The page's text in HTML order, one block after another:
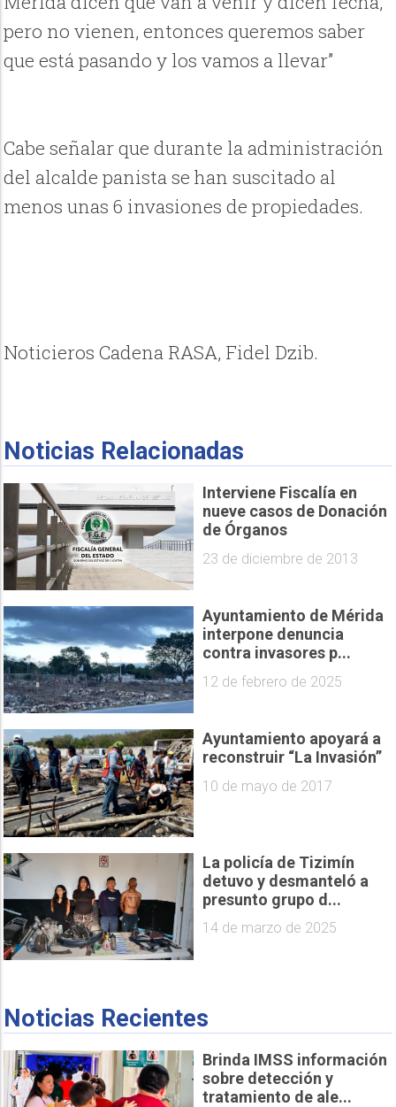
pero no vienen, entonces queremos saber
que está pasando y los vamos a llevar”
Cabe señalar que durante la administración
del alcalde panista se han suscitado al
menos unas 6 invasiones de propiedades.
Noticieros Cadena RASA, Fidel Dzib.
Noticias Relacionadas
Interviene Fiscalía en
nueve casos de Donación
de Órganos
23 de diciembre de 2013
Ayuntamiento de Mérida
interpone denuncia
contra invasores p...
12 de febrero de 2025
Ayuntamiento apoyará a
reconstruir “La Invasión”
10 de mayo de 2017
La policía de Tizimín
detuvo y desmanteló a
presunto grupo d...
14 de marzo de 2025
Noticias Recientes
Brinda IMSS información
sobre detección y
tratamiento de ale...